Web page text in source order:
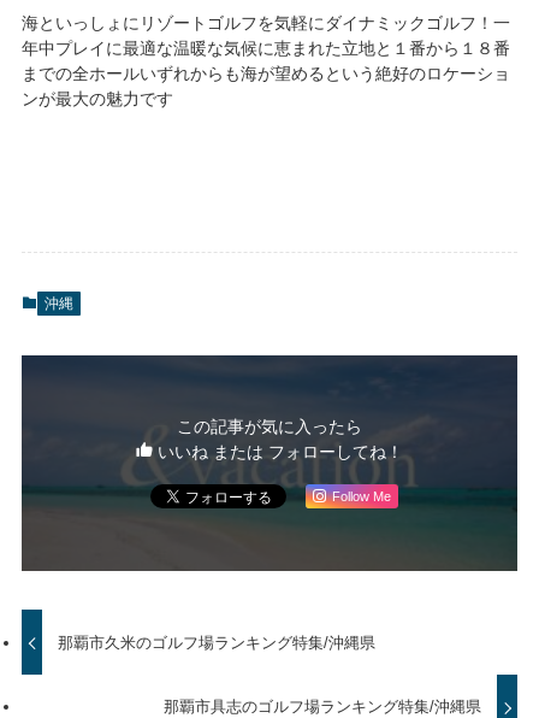
海といっしょにリゾートゴルフを気軽にダイナミックゴルフ！一
年中プレイに最適な温暖な気候に恵まれた立地と１番から１８番
までの全ホールいずれからも海が望めるという絶好のロケーショ
ンが最大の魅力です
沖縄
この記事が気に入ったら
いいね または フォローしてね！
Follow Me
那覇市久米のゴルフ場ランキング特集/沖縄県
那覇市具志のゴルフ場ランキング特集/沖縄県